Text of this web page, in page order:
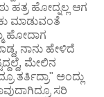
ಹತ್ರ ಹೋದ್ನಲ್ಲ ಆಗ
ಮಾಡುವಂತೆ
ಹೋದಾಗ
ನಾನು ಹೇಳಿದೆ
ಮೇಲಿನ
ತರ್ತಿದ್ರಾ" ಅಂದ್ಲು
ಸರಿ